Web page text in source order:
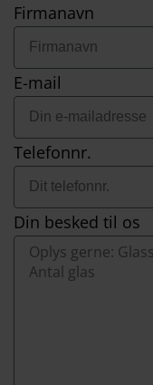
Firmanavn
E-mail
Telefonnr.
Din besked til os